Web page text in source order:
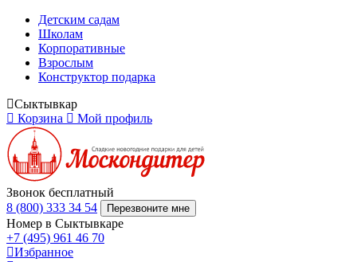
Детским садам
Школам
Корпоративные
Взрослым
Конструктор подарка
Сыктывкар
Корзина
Мой профиль
Звонок бесплатный
8 (800) 333 34 54
Перезвоните мне
Номер в Сыктывкаре
+7 (495) 961 46 70
Избранное